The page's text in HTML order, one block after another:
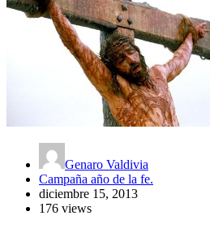
Genaro Valdivia
Campaña año de la fe.
diciembre 15, 2013
176 views